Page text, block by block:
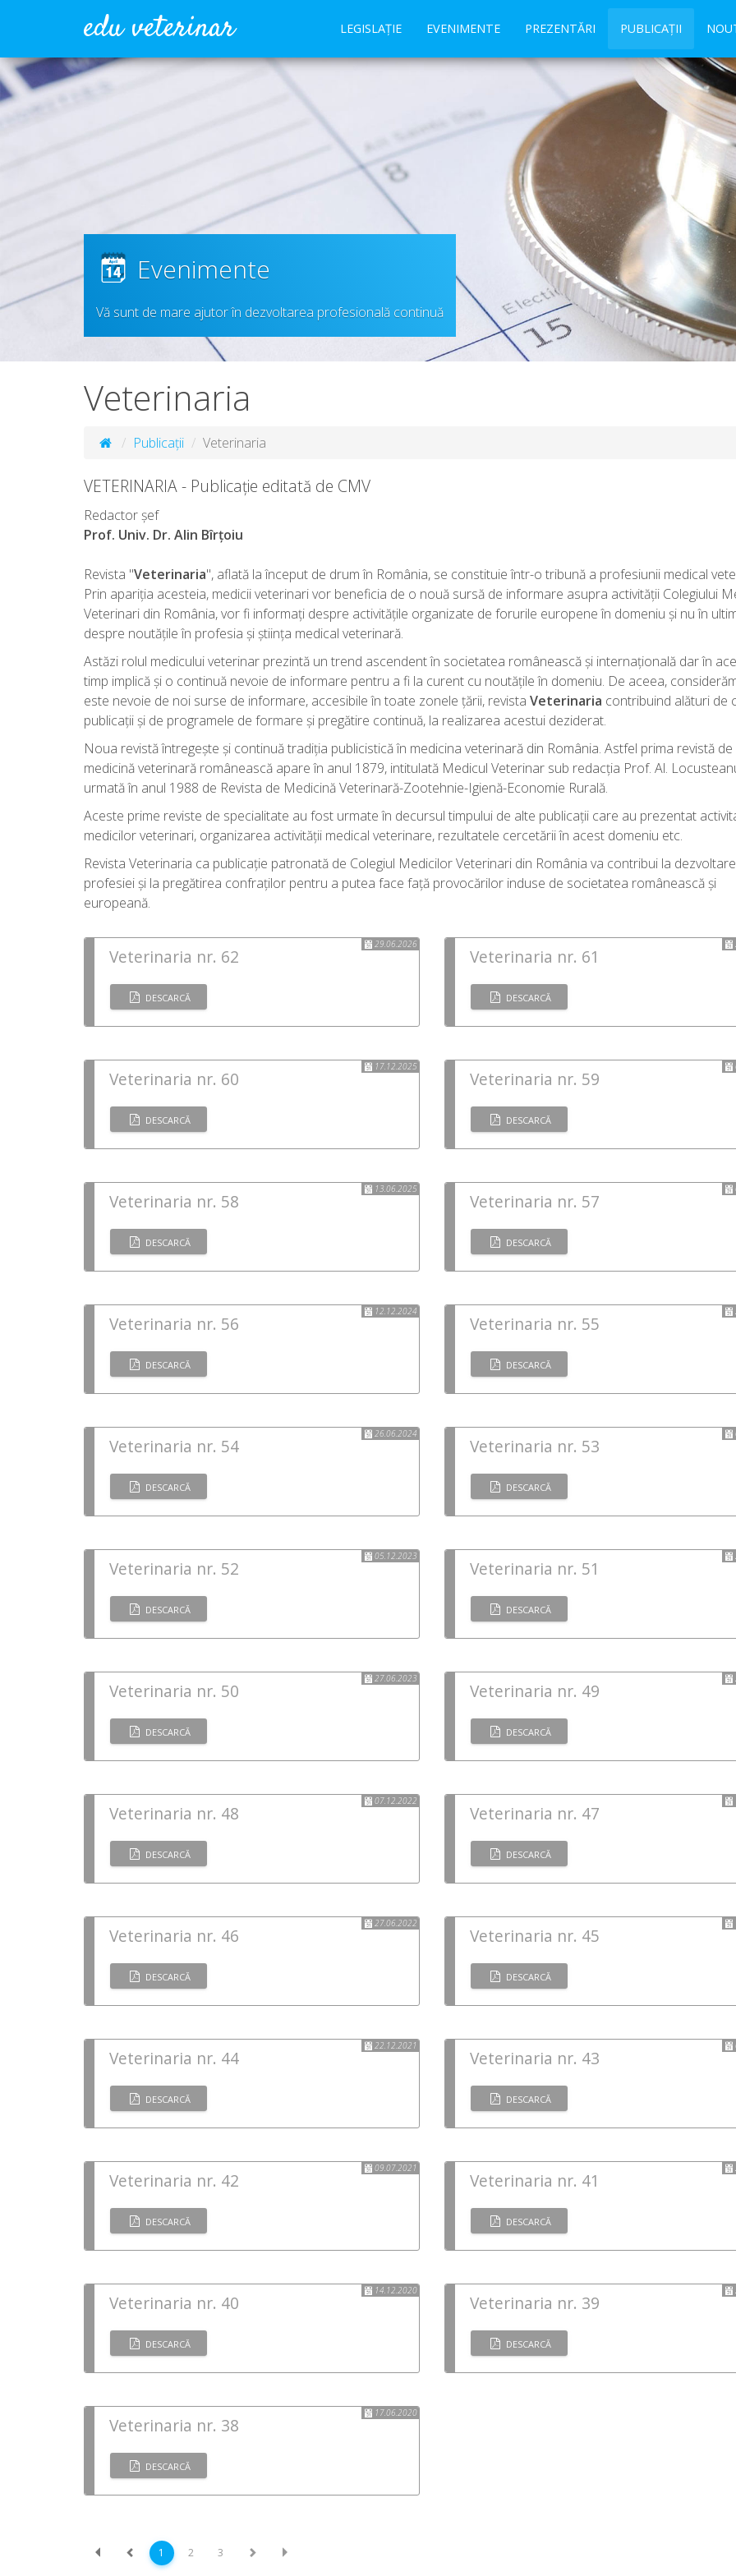
edu veterinar LEGISLAȚIE EVENIMENTE PREZENTĂRI PUBLICAȚII
Evenimente
Vă sunt de mare ajutor în dezvoltarea profesională continuă
Veterinaria
Publicații Veterinaria
VETERINARIA - Publicație editată de CMV
Redactor șef
Prof. Univ. Dr. Alin Bîrțoiu
Revista "Veterinaria", aflată la început de drum în România, se constituie într-o tribună a profesiunii medical
Prin apariția acesteia, medicii veterinari vor beneficia de o nouă sursă de informare asupra activității Colegiului
Veterinari din România, vor fi informați despre activitățile organizate de forurile europene în domeniu și nu în
despre noutățile în profesia și știința medical veterinară.
Astăzi rolul medicului veterinar prezintă un trend ascendent în societatea românească și internațională dar în
timp implică și o continuă nevoie de informare pentru a fi la curent cu noutățile în domeniu. De aceea,
este nevoie de noi surse de informare, accesibile în toate zonele țării, revista Veterinaria contribuind alături de
publicații și de programele de formare și pregătire continuă, la realizarea acestui deziderat.
Noua revistă întregește și continuă tradiția publicistică în medicina veterinară din România. Astfel prima revistă de
medicină veterinară românească apare în anul 1879, intitulată Medicul Veterinar sub redacția Prof. Al.
urmată în anul 1988 de Revista de Medicină Veterinară-Zootehnie-Igienă-Economie Rurală.
Aceste prime reviste de specialitate au fost urmate în decursul timpului de alte publicații care au prezentat
medicilor veterinari, organizarea activității medical veterinare, rezultatele cercetării în acest domeniu etc.
Revista Veterinaria ca publicație patronată de Colegiul Medicilor Veterinari din România va contribui la
profesiei și la pregătirea confraților pentru a putea face față provocărilor induse de societatea românească și
europeană.
Veterinaria nr. 62
DESCARCĂ
29.06.2026
Veterinaria nr. 61
DESCARCĂ
Veterinaria nr. 60
DESCARCĂ
17.12.2025
Veterinaria nr. 59
DESCARCĂ
Veterinaria nr. 58
DESCARCĂ
13.06.2025
Veterinaria nr. 57
DESCARCĂ
Veterinaria nr. 56
DESCARCĂ
12.12.2024
Veterinaria nr. 55
DESCARCĂ
Veterinaria nr. 54
DESCARCĂ
26.06.2024
Veterinaria nr. 53
DESCARCĂ
Veterinaria nr. 52
DESCARCĂ
05.12.2023
Veterinaria nr. 51
DESCARCĂ
Veterinaria nr. 50
DESCARCĂ
27.06.2023
Veterinaria nr. 49
DESCARCĂ
Veterinaria nr. 48
DESCARCĂ
07.12.2022
Veterinaria nr. 47
DESCARCĂ
Veterinaria nr. 46
DESCARCĂ
27.06.2022
Veterinaria nr. 45
DESCARCĂ
Veterinaria nr. 44
DESCARCĂ
22.12.2021
Veterinaria nr. 43
DESCARCĂ
Veterinaria nr. 42
DESCARCĂ
09.07.2021
Veterinaria nr. 41
DESCARCĂ
Veterinaria nr. 40
DESCARCĂ
14.12.2020
Veterinaria nr. 39
DESCARCĂ
Veterinaria nr. 38
DESCARCĂ
17.06.2020
1 2 3